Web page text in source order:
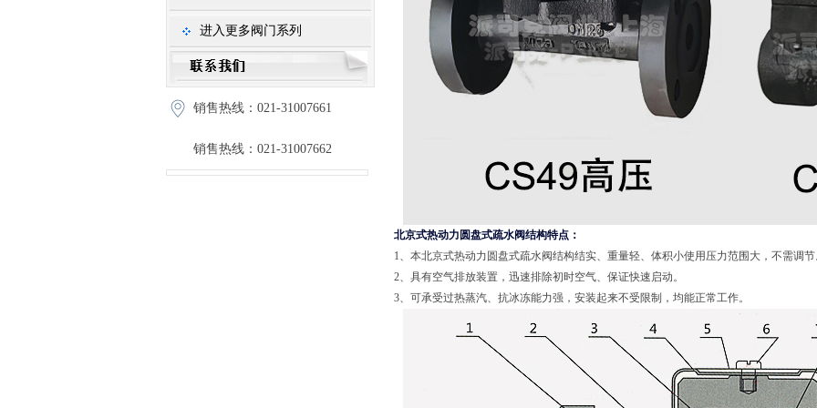
进入更多阀门系列
销售热线：021-31007661
销售热线：021-31007662
北京式热动力圆盘式疏水阀结构特点：
1、本北京式热动力圆盘式疏水阀结构结实、重量轻、体积小使用压力范围大，不需调
2、具有空气排放装置，迅速排除初时空气、保证快速启动。
3、可承受过热蒸汽、抗冰冻能力强，安装起来不受限制，均能正常工作。